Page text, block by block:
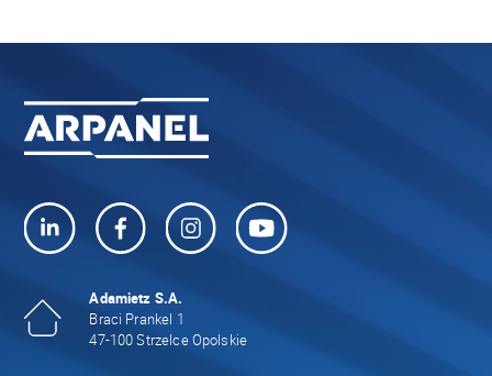
Adamietz S.A.
Braci Prankel 1
47-100 Strzelce Opolskie